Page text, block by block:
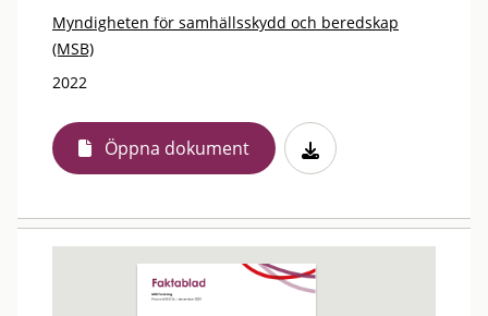
Myndigheten för samhällsskydd och beredskap
(MSB)
2022
Öppna dokument